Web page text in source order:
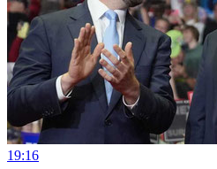
19:16